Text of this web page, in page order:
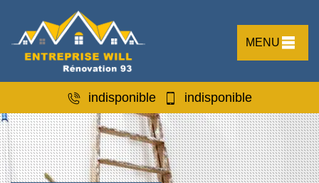
MENU
indisponible indisponible